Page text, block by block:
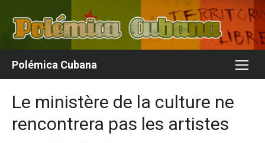
contenu
Polémica Cubana
Le ministère de la culture ne
rencontrera pas les artistes